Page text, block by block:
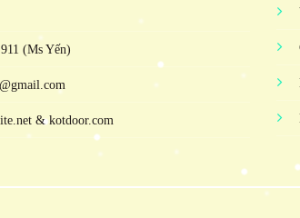
(Ms Yến)
& kotdoor.com